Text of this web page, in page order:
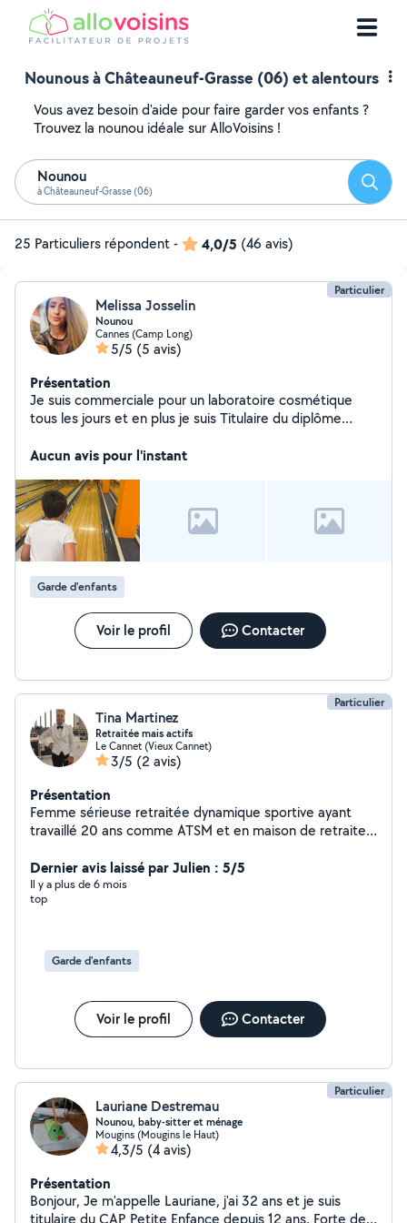
Nounous à Châteauneuf-Grasse (06) et alentours
Vous avez besoin d'aide pour faire garder vos enfants ?
Trouvez la nounou idéale sur AlloVoisins !
Nounou
à Châteauneuf-Grasse (06)
25 Particuliers répondent- 4,0/5 (46 avis)
Particulier
Melissa Josselin
Nounou
Cannes (Camp Long)
5/5 (5 avis)
Présentation
Je suis commerciale pour un laboratoire cosmétique
tous les jours et en plus je suis Titulaire du diplôme
loulous. Je suis organisée, patiente, à l'écoute :)
Aucun avis pour l'instant
Garde d'enfants
Voir le profil Contacter
Particulier
Tina Martinez
Retraitée mais actifs
Le Cannet (Vieux Cannet)
3/5 (2 avis)
Présentation
Femme sérieuse retraitée dynamique sportive ayant
travaillé 20 ans comme ATSM et en maison de retraite
d'enfants,ménage, et m'occuper de personnes âgées
les promener, les accompagnés faire leurs courses je
suis véhiculé. Recherche sur le Cannet, Cannes merci.
Dernier avis laissé par Julien : 5/5
Il y a plus de 6 mois
top
Garde d'enfants
Voir le profil Contacter
Particulier
Lauriane Destremau
Nounou, baby-sitter et ménage
Mougins (Mougins le Haut)
4,3/5 (4 avis)
Présentation
Bonjour, Je m'appelle Lauriane, j'ai 32 ans et je suis
titulaire du CAP Petite Enfance depuis 12 ans. Forte de